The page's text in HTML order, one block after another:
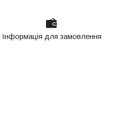
Інформація для замовлення